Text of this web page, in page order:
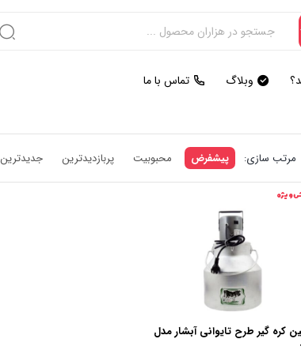
وبلاگ تماس با ما
مرتب سازی: پیشفرض محبوبیت پربازدیدترین جدیدترین
ویژه
کره‌ گیر طرح تایوانی آبشار مدل